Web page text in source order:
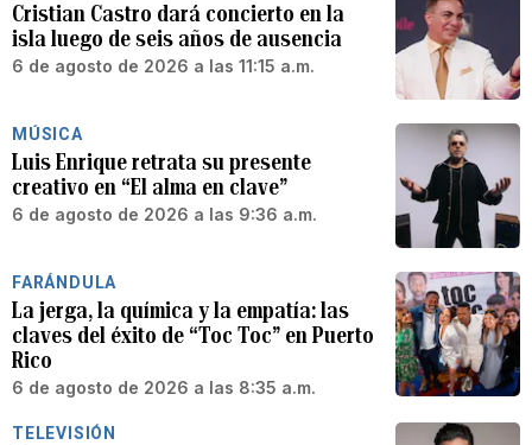
Cristian Castro dará concierto en la
isla luego de seis años de ausencia
6 de agosto de 2026 a las 11:15 a.m.
MÚSICA
Luis Enrique retrata su presente
creativo en “El alma en clave”
6 de agosto de 2026 a las 9:36 a.m.
FARÁNDULA
La jerga, la química y la empatía: las
claves del éxito de “Toc Toc” en Puerto
Rico
6 de agosto de 2026 a las 8:35 a.m.
TELEVISIÓN